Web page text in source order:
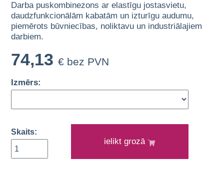
Darba puskombinezons ar elastīgu jostasvietu,
daudzfunkcionālām kabatām un izturīgu audumu,
piemērots būvniecības, noliktavu un industriālajiem
darbiem.
74,13 € bez PVN
Izmērs:
Skaits:
ielikt grozā